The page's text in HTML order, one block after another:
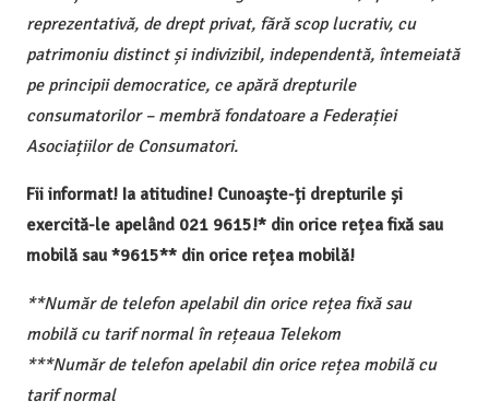
reprezentativă, de drept privat, fără scop lucrativ, cu
patrimoniu distinct și indivizibil, independentă, întemeiată
pe principii democratice, ce apără drepturile
consumatorilor – membră fondatoare a Federației
Asociațiilor de Consumatori.
Fii informat! Ia atitudine! Cunoaște-ți drepturile și
exercită-le apelând 021 9615!* din orice rețea fixă sau
mobilă sau *9615** din orice rețea mobilă!
**Număr de telefon apelabil din orice rețea fixă sau
mobilă cu tarif normal în rețeaua Telekom
***Număr de telefon apelabil din orice rețea mobilă cu
tarif normal